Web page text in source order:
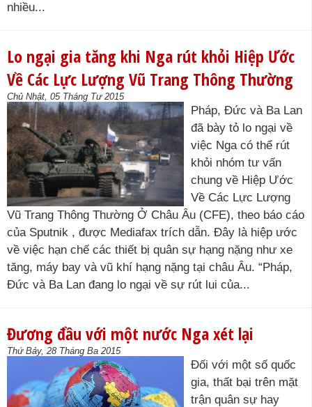
nhiều...
Lo ngại gia tăng khi Nga rút khỏi Hiệp Ước
Về Các Lực Lượng Vũ Trang Thông Thường
Chủ Nhật, 05 Tháng Tư 2015
Pháp, Đức và Ba Lan
đã bày tỏ lo ngại về
việc Nga có thể rút
khỏi nhóm tư vấn
chung về Hiệp Ước
Về Các Lực Lượng
Vũ Trang Thông Thường Ở Châu Âu (CFE), theo báo cáo
của Sputnik , được Mediafax trích dẫn. Đây là hiệp ước
về việc hạn chế các thiết bị quân sự hạng nặng như xe
tăng, máy bay và vũ khí hạng nặng tại châu Âu. “Pháp,
Đức và Ba Lan đang lo ngại về sự rút lui của...
Đương đầu với một nước Nga xét lại
Thứ Bảy, 28 Tháng Ba 2015
Đối với một số quốc
gia, thất bại trên mặt
trận quân sự hay